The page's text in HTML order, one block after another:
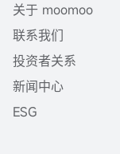
关于 moomoo
联系我们
投资者关系
新闻中心
ESG